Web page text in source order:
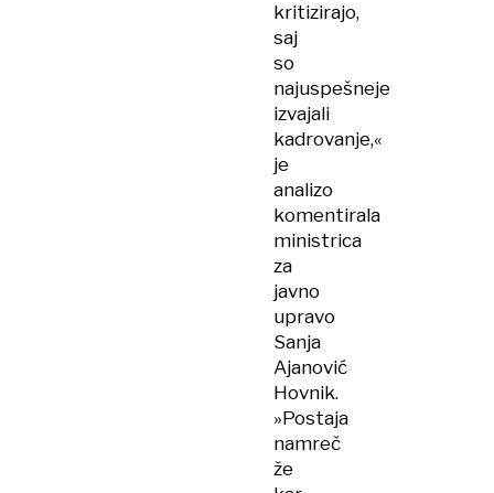
kritizirajo,
saj
so
najuspešneje
izvajali
kadrovanje,«
je
analizo
komentirala
ministrica
za
javno
upravo
Sanja
Ajanović
Hovnik.
»Postaja
namreč
že